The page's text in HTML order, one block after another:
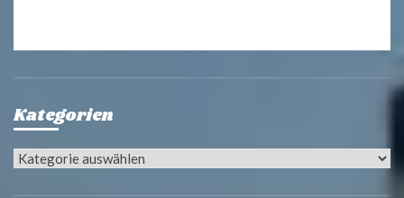
Kategorien
Kategorien